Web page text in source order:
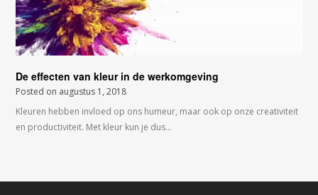
De effecten van kleur in de werkomgeving
Posted on augustus 1, 2018
Kleuren hebben invloed op ons humeur, maar ook op onze creativiteit
en productiviteit. Met kleur kun je dus…